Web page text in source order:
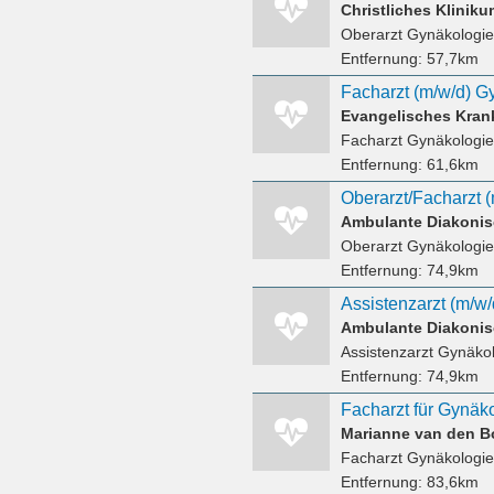
Christliches
Oberarzt Gynäkologie
Entfernung: 57,7km
Facharzt (m/w/d)
Evangelisches
Facharzt Gynäkologie
Entfernung: 61,6km
Ambulante
Oberarzt Gynäkologie
Entfernung: 74,9km
Ambulante
Assistenzarzt
Entfernung: 74,9km
Marianne van den
Facharzt Gynäkologie
Entfernung: 83,6km